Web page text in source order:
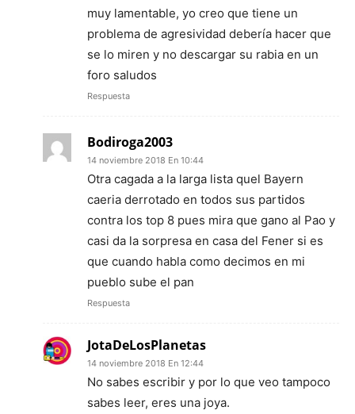
muy lamentable, yo creo que tiene un
problema de agresividad debería hacer que
se lo miren y no descargar su rabia en un
foro saludos
Respuesta
Bodiroga2003
14 noviembre 2018 En 10:44
Otra cagada a la larga lista quel Bayern
caeria derrotado en todos sus partidos
contra los top 8 pues mira que gano al Pao y
casi da la sorpresa en casa del Fener si es
que cuando habla como decimos en mi
pueblo sube el pan
Respuesta
JotaDeLosPlanetas
14 noviembre 2018 En 12:44
No sabes escribir y por lo que veo tampoco
sabes leer, eres una joya.